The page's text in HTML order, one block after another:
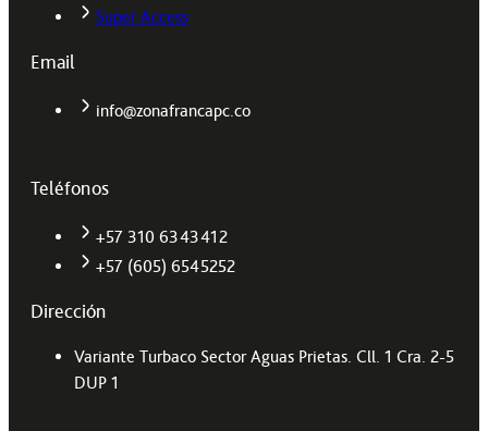
Super Access
Email
info@zonafrancapc.co
Teléfonos
+57 310 6343412
+57 (605) 6545252
Dirección
Variante Turbaco Sector Aguas Prietas. Cll. 1 Cra. 2-5
DUP 1